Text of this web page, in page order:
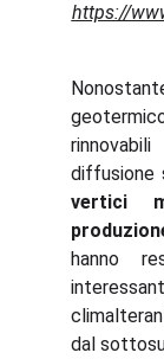
https://
diffusione
vertici
hanno
dal